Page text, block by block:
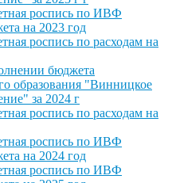
роспись по ИВФ
на 2023 год
роспись по расходам на
бюджета
образования "Винницкое
за 2024 г
роспись по расходам на
роспись по ИВФ
на 2024 год
роспись по ИВФ